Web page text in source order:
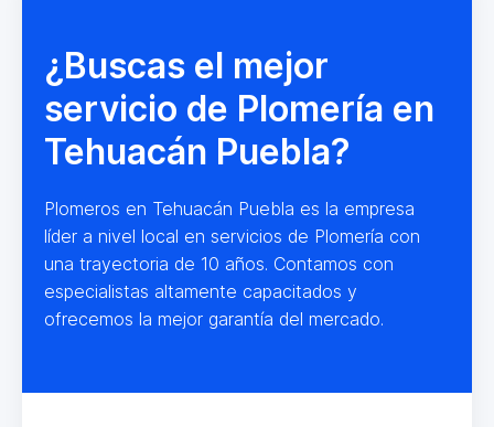
¿Buscas el mejor
servicio de Plomería en
Tehuacán Puebla?
Plomeros en Tehuacán Puebla es la empresa
líder a nivel local en servicios de Plomería con
una trayectoria de 10 años. Contamos con
especialistas altamente capacitados y
ofrecemos la mejor garantía del mercado.